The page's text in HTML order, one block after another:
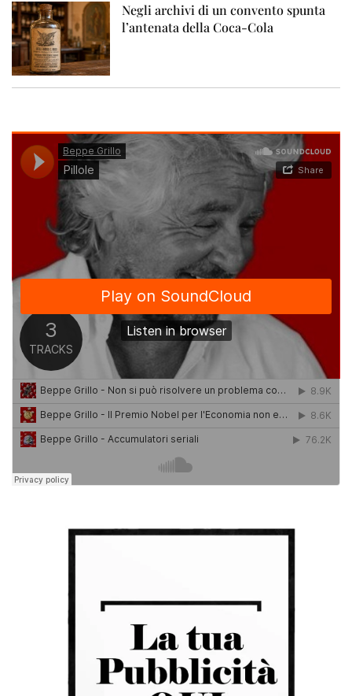
Negli archivi di un convento spunta
l’antenata della Coca-Cola